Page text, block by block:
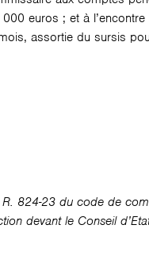
euros ; et à
assortie du sursis
824-23 du code de
devant le Conseil